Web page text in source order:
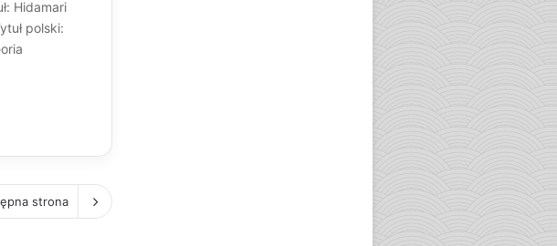
Hidamari
polski:
strona